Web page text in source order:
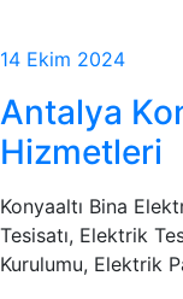
14 Ekim 2024
Antalya
Hizmetleri
Konyaaltı Bina
Tesisatı, Elektrik
Kurulumu, Elektrik